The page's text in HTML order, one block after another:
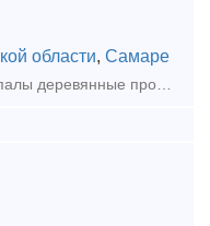
области, Самаре
Компания РЖД-ЮГ предлагает шпалы деревянные пропитанные Тип 1,2 в наличии и под заказ по выгодным ценам в регионах: Москва и МО, Краснодарский край, Самарская область, Ханты-Мансийский округ.